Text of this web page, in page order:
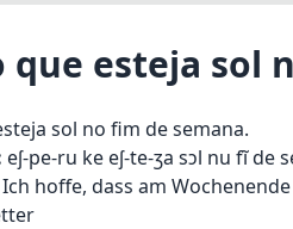
que esteja sol
sol no fim de semana.
eʃ-pe-ru ke eʃ-te-ʒa sɔl nu fĩ de
Ich hoffe, dass am